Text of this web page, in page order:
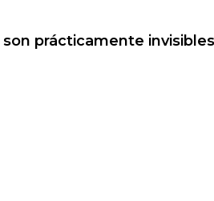
son prácticamente invisibles